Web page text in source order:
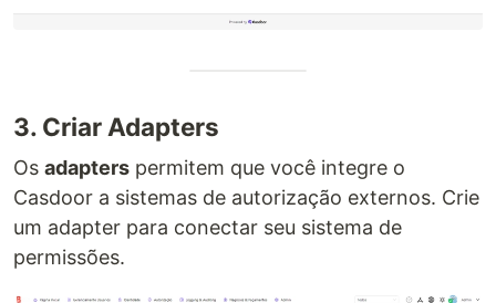
3. Criar Adapters
Os adapters permitem que você integre o
Casdoor a sistemas de autorização externos. Crie
um adapter para conectar seu sistema de
permissões.